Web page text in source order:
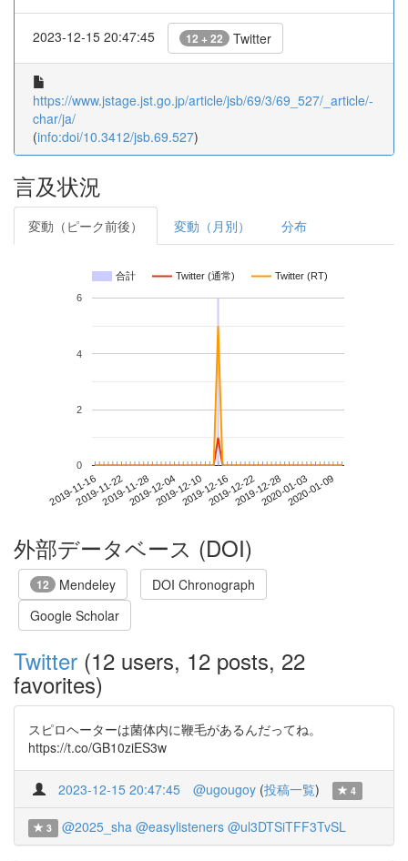
2023-12-15 20:47:45 12 + 22 Twitter
https://www.jstage.jst.go.jp/article/jsb/69/3/69_527/_article/-
char/ja/
(info:doi/10.3412/jsb.69.527)
言及状況
変動（ピーク前後） 変動（月別） 分布
合計 Twitter (通常) Twitter (RT)
2019-11-162019-11-222019-11-282019-12-042019-12-102019-12-162019-12-222019-12-282020-01-032020-01-09
0
2
4
6
外部データベース (DOI)
12 Mendeley
DOI Chronograph
Google Scholar
Twitter (12 users, 12 posts, 22
favorites)
スピロヘーターは菌体内に鞭毛があるんだってね。
https://t.co/GB10ziES3w
2023-12-15 20:47:45 @ugougoy (投稿一覧) 4
3 @2025_sha @easylisteners @ul3DTSiTFF3TvSL